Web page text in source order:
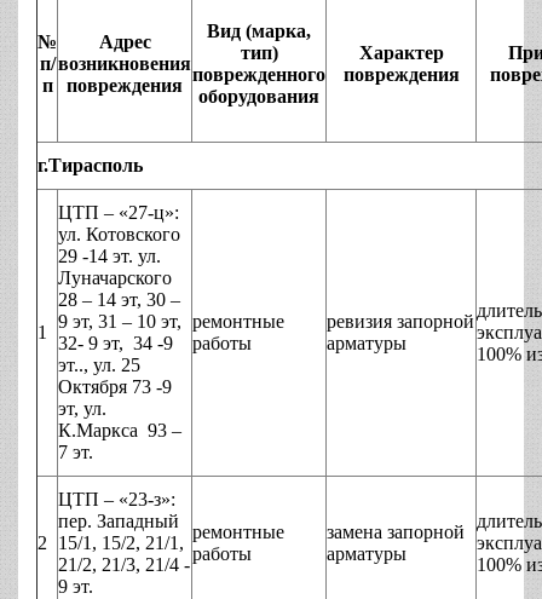
№
п/
п
Адрес
возникновения
повреждения
Вид (марка,
тип)
поврежденного
оборудования
Характер
повреждения
г.Тирасполь
1
ЦТП – «27-ц»:
ул. Котовского
29 -14 эт. ул.
Луначарского
28 – 14 эт, 30 –
9 эт, 31 – 10 эт,
32- 9 эт, 34 -9
эт.., ул. 25
Октября 73 -9
эт, ул.
К.Маркса 93 –
7 эт.
ремонтные
работы
ревизия запорной
арматуры
100%
2
ЦТП – «23-з»:
пер. Западный
15/1, 15/2, 21/1,
21/2, 21/3, 21/4 -
9 эт.
ремонтные
работы
замена запорной
арматуры
100%